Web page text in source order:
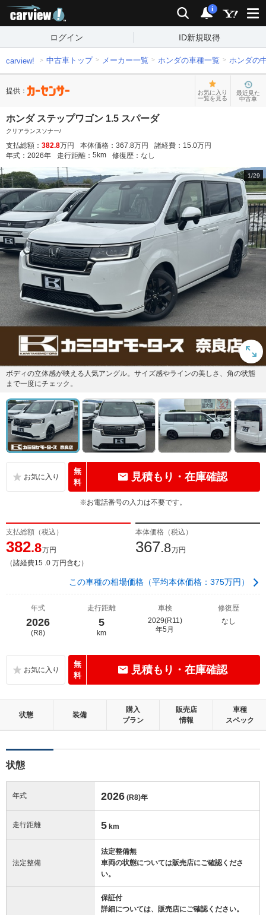
検索 通知
i
ログイン ID新規取得
carview! 中古車トップ メーカー一覧 ホンダの車種一覧 ホンダの
提供：
お気に入り
一覧を見る
最近見た
中古車
ホンダ ステップワゴン 1.5 スパーダ
クリアランスソナー/
支払総額： 382.8万円 本体価格： 367.8万円 諸経費： 15.0万円
年式： 2026年 走行距離： 5 km 修復歴： なし
1/29
ボディの立体感が映える人気アングル。サイズ感やラインの美しさ、角の状態
まで一度にチェック。
無
料
見積もり・在庫確認
※お電話番号の入力は不要です。
支払総額（税込）
382.8万円
（諸経費15 .0 万円含む）
本体価格（税込）
367.8万円
この車種の相場価格（平均本体価格：375万円）
年式
2026
(R8)
走行距離
5
km
車検
2029(R11)
年5月
修復歴
なし
無
料
見積もり・在庫確認
状態 装備
購入
プラン
販売店
情報
車種
スペック
状態
年式 2026 (R8)年
走行距離 5 km
法定整備
法定整備無
車両の状態については販売店にご確認くださ
い。
保証付
詳細については、販売店にご確認ください。